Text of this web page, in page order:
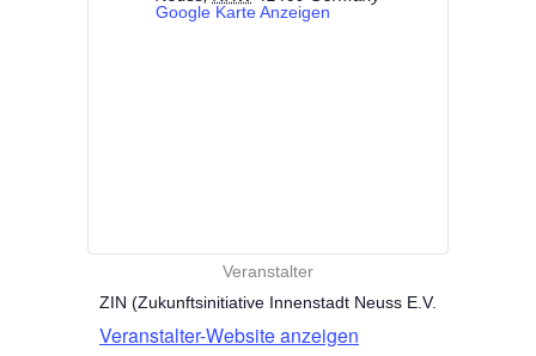
Google Karte Anzeigen
Veranstalter
ZIN (Zukunftsinitiative Innenstadt Neuss E.V.
Veranstalter-Website anzeigen